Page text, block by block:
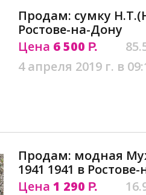
Продам: сумку
Ростове-на-Дону
Цена 6 500 Р.
4 апреля 2019 г. в
Продам: модная
1941 1941 в
Цена 1 290 Р.